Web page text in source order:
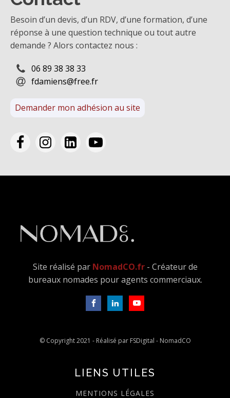
Besoin d’un devis, d’un RDV, d’une formation, d’une
réponse à une question technique ou tout autre
demande ? Alors contactez nous :
06 89 38 38 33
fdamiens@free.fr
Demander mon adhésion au site
Site réalisé par NomadCO.fr - Créateur de
bureaux nomades pour agents commerciaux.
© Copyright 2021 - Réalisé par FSDigital - NomadCO
LIENS UTILES
MENTIONS LÉGALES